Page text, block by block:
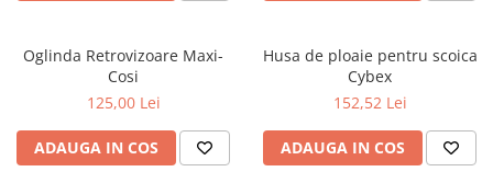
Oglinda Retrovizoare Maxi-
Cosi
125,00 Lei
ADAUGA IN COS
Husa de ploaie pentru scoica
Cybex
152,52 Lei
ADAUGA IN COS